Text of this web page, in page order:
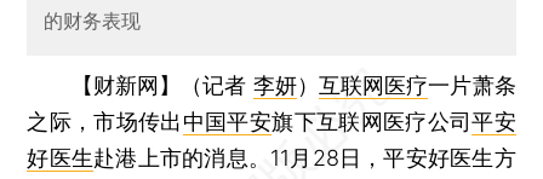
的财务表现
【财新网】（记者 李妍） 互联网医疗一片萧条
之际，市场传出中国平安旗下互联网医疗公司平安
好医生赴港上市的消息。11月28日，平安好医生方